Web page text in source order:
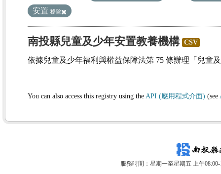
安置 移除
南投縣兒童及少年安置教養機構 CSV
依據兒童及少年福利與權益保障法第 75 條辦理「兒童
You can also access this registry using the API (應用程式介面) (see
服務時間：星期一至星期五 上午